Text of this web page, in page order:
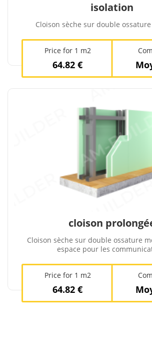
isolation
Cloison sèche sur double
Price for 1 m2
64.82 €
cloison
Cloison sèche sur double ossature
espace pour les
Price for 1 m2
64.82 €